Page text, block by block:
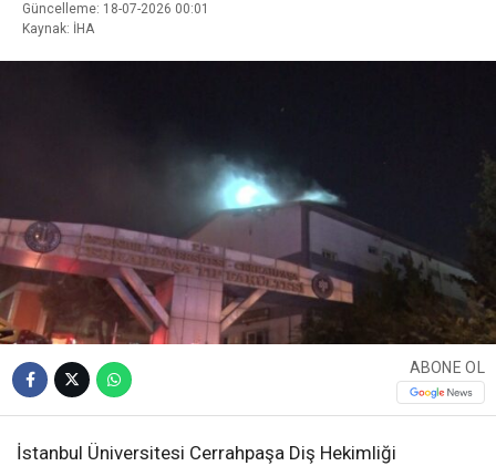
Güncelleme: 18-07-2026 00:01
Kaynak: İHA
ABONE OL
İstanbul Üniversitesi Cerrahpaşa Diş Hekimliği